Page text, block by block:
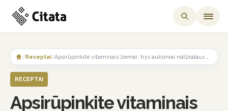
content
/Receptai/
RECEPTAI
Apsirūpinkite vitaminais